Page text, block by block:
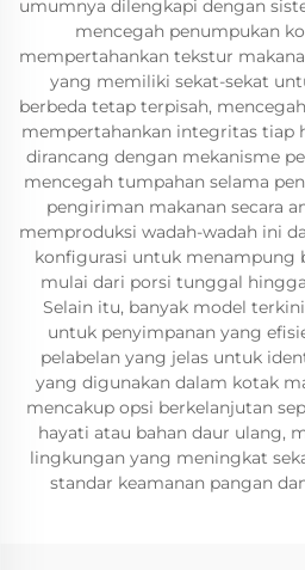
umumnya dilengkapi dengan
mencegah penumpukan
mempertahankan tekstur
yang memiliki sekat-sekat
berbeda tetap terpisah,
mempertahankan integritas tiap
dirancang dengan mekanisme
mencegah tumpahan selama
pengiriman makanan secara
memproduksi wadah-wadah ini
konfigurasi untuk menampung
mulai dari porsi tunggal
Selain itu, banyak model
untuk penyimpanan yang
pelabelan yang jelas untuk
yang digunakan dalam kotak
mencakup opsi berkelanjutan
hayati atau bahan daur ulang,
lingkungan yang meningkat
standar keamanan pangan